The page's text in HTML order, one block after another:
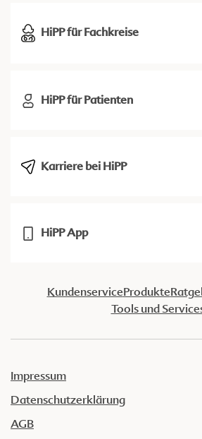
HiPP für Fachkreise
HiPP für Patienten
Karriere bei HiPP
HiPP App
KundenserviceProdukte
Tools und
Impressum
Datenschutzerklärung
AGB